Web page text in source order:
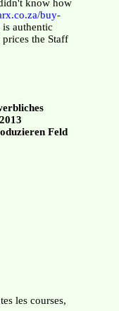
know how
buy-
authentic
the Staff
Feld
les courses,